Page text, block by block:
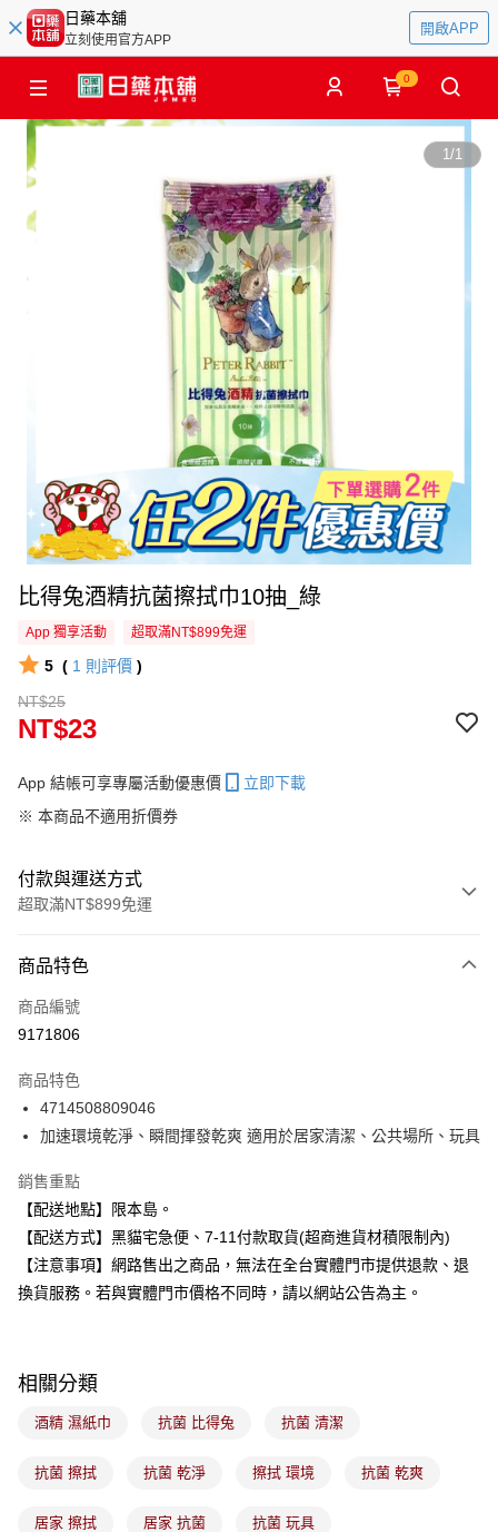
日藥本舖
立刻使用官方APP
開啟APP
0
1/1
比得兔酒精抗菌擦拭巾10抽_綠
App 獨享活動 超取滿NT$899免運
5 ( 1 則評價 )
NT$25
NT$23
App 結帳可享專屬活動優惠價
立即下載
※ 本商品不適用折價券
付款與運送方式
超取滿NT$899免運
信用卡一次付款
信用卡分期付款
合作金庫商業銀行
華南商業銀行
上海商業儲蓄銀行
台北富邦商業銀行
臺灣中小企業銀行
匯豐（台灣）商業銀行
聯邦商業銀行
遠東國際商業銀行
元大商業銀行
永豐商業銀行
台新國際商業銀行
中國信託商業銀行
LINE Pay
Apple Pay
街口支付
悠遊付
Google Pay
大哥付你分期
相關說明
2.付款方式選擇「大哥付你分期」，訂單成立後會自動跳轉到大哥付的交易
成交易。
商品特色
商品編號
9171806
商品特色
4714508809046
加速環境乾淨、瞬間揮發乾爽 適用於居家清潔、公共場所、玩具
銷售重點
【配送地點】限本島。
【配送方式】黑貓宅急便、7-11付款取貨(超商進貨材積限制內)
【注意事項】網路售出之商品，無法在全台實體門市提供退款、退
換貨服務。若與實體門市價格不同時，請以網站公告為主。
相關分類
酒精 濕紙巾 抗菌 比得兔 抗菌 清潔
抗菌 擦拭 抗菌 乾淨 擦拭 環境 抗菌 乾爽
居家 擦拭 居家 抗菌 抗菌 玩具